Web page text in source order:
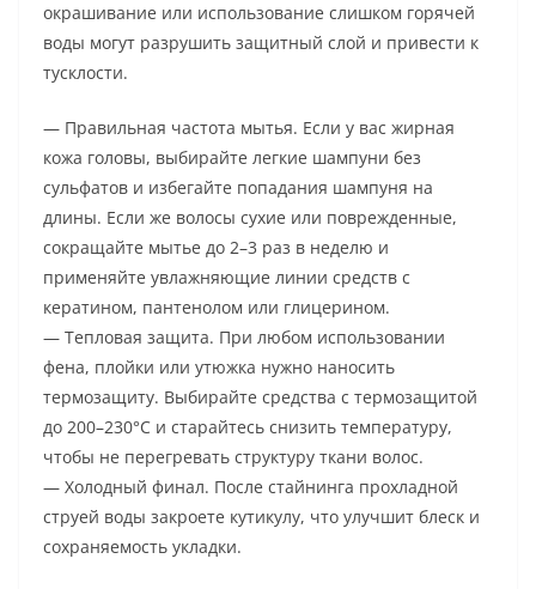
окрашивание или использование слишком горячей
воды могут разрушить защитный слой и привести к
тусклости.
— Правильная частота мытья. Если у вас жирная
кожа головы, выбирайте легкие шампуни без
сульфатов и избегайте попадания шампуня на
длины. Если же волосы сухие или поврежденные,
сокращайте мытье до 2–3 раз в неделю и
применяйте увлажняющие линии средств с
кератином, пантенолом или глицерином.
— Тепловая защита. При любом использовании
фена, плойки или утюжка нужно наносить
термозащиту. Выбирайте средства с термозащитой
до 200–230°C и старайтесь снизить температуру,
чтобы не перегревать структуру ткани волос.
— Холодный финал. После стайнинга прохладной
струей воды закроете кутикулу, что улучшит блеск и
сохраняемость укладки.